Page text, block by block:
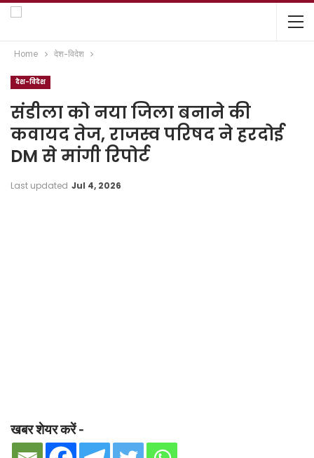
Home देश-विदेश
देश-विदेश
संडीला को नया जिला बनाने की
कवायद तेज, राजस्व परिषद ने हरदोई
DM से मांगी रिपोर्ट
Last updated Jul 4, 2026
खबर शेयर करें -